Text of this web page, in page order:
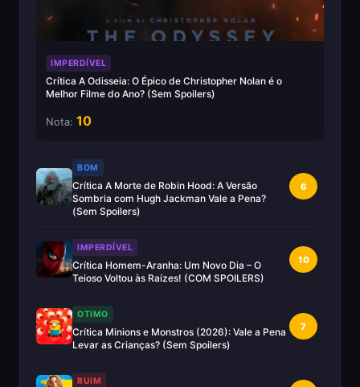
IMPERDÍVEL
Crítica A Odisseia: O Épico de Christopher Nolan é o
Melhor Filme do Ano? (Sem Spoilers)
Nota: 10
BOM
Crítica A Morte de Robin Hood: A Versão
Sombria com Hugh Jackman Vale a Pena?
(Sem Spoilers)
6
IMPERDÍVEL
Crítica Homem-Aranha: Um Novo Dia – O
Teioso Voltou às Raízes! (COM SPOILERS)
10
OTIMO
Crítica Minions e Monstros (2026): Vale a Pena
Levar as Crianças? (Sem Spoilers)
7
RUIM